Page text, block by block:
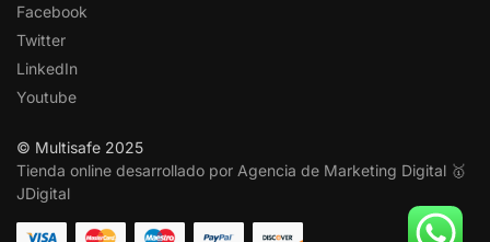
Facebook
Twitter
LinkedIn
Youtube
© Multisafe 2025
Tienda online desarrollado por Agencia de Marketing Digital 🥇
JDigital